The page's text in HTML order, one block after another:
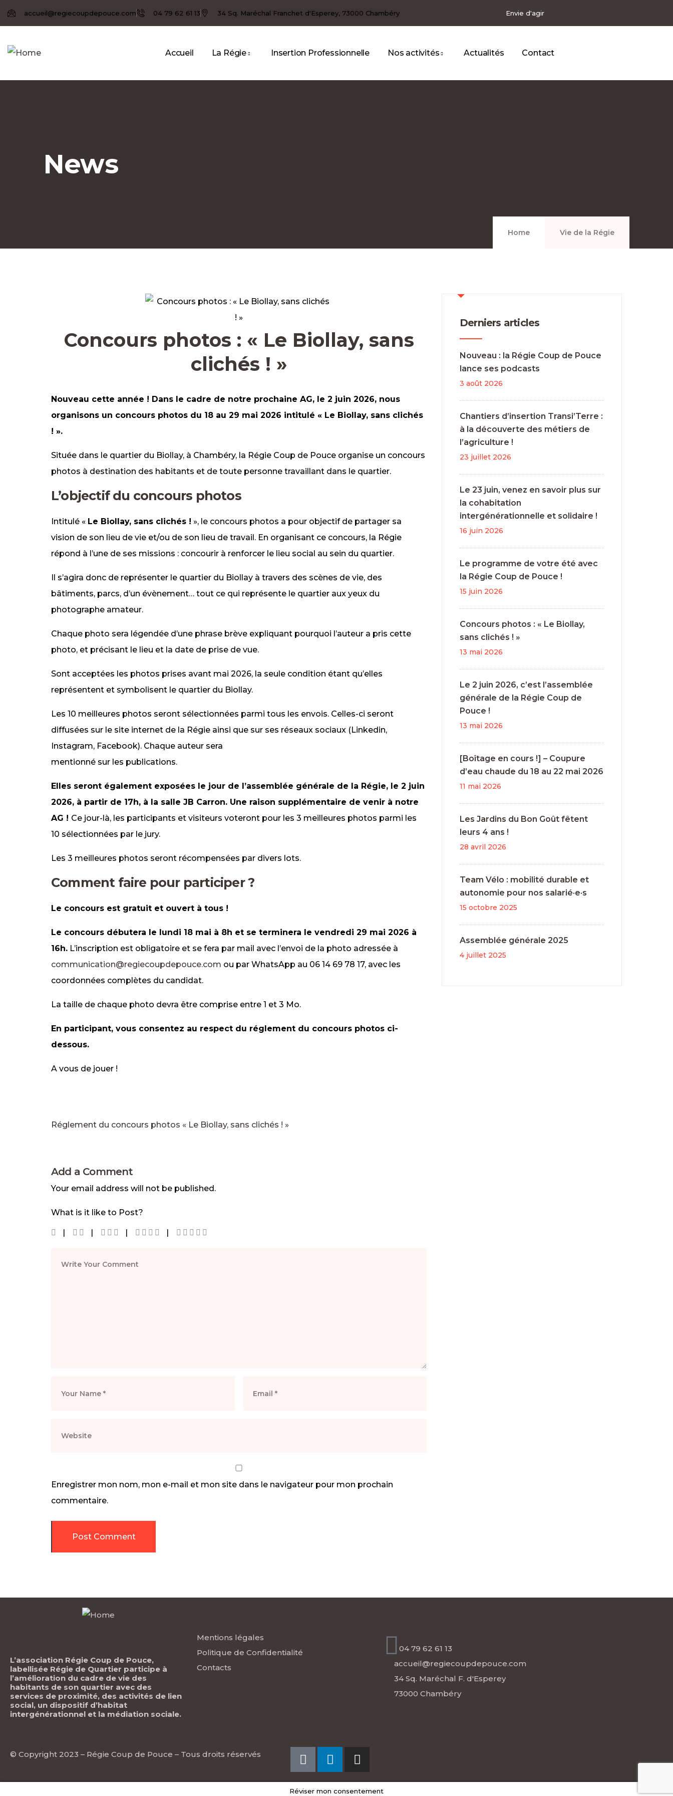
accueil@regiecoupdepouce.com 04 79 62 61 13 34 Sq. Maréchal Franchet d'Esperey, 73000 Chambéry Envie d'agir
Accueil La Régie Insertion Professionnelle Nos activités Actualités Contact
News
Home Vie de la Régie
Concours photos : « Le Biollay, sans
clichés ! »
Nouveau cette année ! Dans le cadre de notre prochaine AG, le 2 juin 2026, nous
organisons un concours photos du 18 au 29 mai 2026 intitulé « Le Biollay, sans clichés
! ».
Située dans le quartier du Biollay, à Chambéry, la Régie Coup de Pouce organise un concours
photos à destination des habitants et de toute personne travaillant dans le quartier.
L’objectif du concours photos
Intitulé « Le Biollay, sans clichés ! », le concours photos a pour objectif de partager sa
vision de son lieu de vie et/ou de son lieu de travail. En organisant ce concours, la Régie
répond à l’une de ses missions : concourir à renforcer le lieu social au sein du quartier.
Il s’agira donc de représenter le quartier du Biollay à travers des scènes de vie, des
bâtiments, parcs, d’un évènement… tout ce qui représente le quartier aux yeux du
photographe amateur.
Chaque photo sera légendée d’une phrase brève expliquant pourquoi l’auteur a pris cette
photo, et précisant le lieu et la date de prise de vue.
Sont acceptées les photos prises avant mai 2026, la seule condition étant qu’elles
représentent et symbolisent le quartier du Biollay.
Les 10 meilleures photos seront sélectionnées parmi tous les envois. Celles-ci seront
diffusées sur le site internet de la Régie ainsi que sur ses réseaux sociaux (Linkedin,
Instagram, Facebook). Chaque auteur sera
mentionné sur les publications.
Elles seront également exposées le jour de l’assemblée générale de la Régie, le 2 juin
2026, à partir de 17h, à la salle JB Carron. Une raison supplémentaire de venir à notre
AG ! Ce jour-là, les participants et visiteurs voteront pour les 3 meilleures photos parmi les
10 sélectionnées par le jury.
Les 3 meilleures photos seront récompensées par divers lots.
Comment faire pour participer ?
Le concours est gratuit et ouvert à tous !
Le concours débutera le lundi 18 mai à 8h et se terminera le vendredi 29 mai 2026 à
16h. L’inscription est obligatoire et se fera par mail avec l’envoi de la photo adressée à
communication@regiecoupdepouce.com ou par WhatsApp au 06 14 69 78 17, avec les
coordonnées complètes du candidat.
La taille de chaque photo devra être comprise entre 1 et 3 Mo.
En participant, vous consentez au respect du réglement du concours photos ci-
dessous.
A vous de jouer !
Réglement du concours photos « Le Biollay, sans clichés ! »
Add a Comment
Your email address will not be published.
What is it like to Post?
Enregistrer mon nom, mon e-mail et mon site dans le navigateur pour mon prochain
commentaire.
Derniers articles
Nouveau : la Régie Coup de Pouce
lance ses podcasts
3 août 2026
Chantiers d’insertion Transi’Terre :
à la découverte des métiers de
l’agriculture !
23 juillet 2026
Le 23 juin, venez en savoir plus sur
la cohabitation
intergénérationnelle et solidaire !
16 juin 2026
Le programme de votre été avec
la Régie Coup de Pouce !
15 juin 2026
Concours photos : « Le Biollay,
sans clichés ! »
13 mai 2026
Le 2 juin 2026, c’est l’assemblée
générale de la Régie Coup de
Pouce !
13 mai 2026
[Boîtage en cours !] – Coupure
d’eau chaude du 18 au 22 mai 2026
11 mai 2026
Les Jardins du Bon Goût fêtent
leurs 4 ans !
28 avril 2026
Team Vélo : mobilité durable et
autonomie pour nos salarié·e·s
15 octobre 2025
Assemblée générale 2025
4 juillet 2025
L’association Régie Coup de Pouce,
labellisée Régie de Quartier participe à
l’amélioration du cadre de vie des
habitants de son quartier avec des
services de proximité, des activités de lien
social, un dispositif d’habitat
intergénérationnel et la médiation sociale.
Mentions légales
Politique de Confidentialité
Contacts
04 79 62 61 13
accueil@regiecoupdepouce.com
34 Sq. Maréchal F. d'Esperey
73000 Chambéry
© Copyright 2023 – Régie Coup de Pouce – Tous droits réservés
Réviser mon consentement